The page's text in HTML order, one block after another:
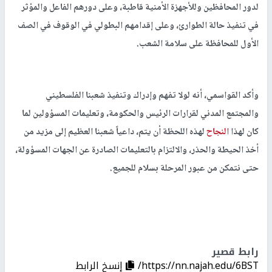
لدور المحافظين وللأجهزة الأمنية قاطبة، وعلى دورهم الفاعل والمؤثر
في تنفيذ حالة الطوارئ، وعلى إقدامهم البطولي في الوقوف في الصف
الأول للمحافظة على سلامة الشعب.
وأكد القواسمي، أنه لولا تفهم وإدراك وتنفيذ شعبنا الفلسطيني
والمجتمع المدني لقرارات الرئيس والحكومة، وتعليمات المسؤولين لما
كان لهذاالنجاحلهذه اللحظة أن يتم، داعياً شعبنا العظيم إلى مزيد من
أخذ الحيطة والحذر، والالتزام بالتعليمات الصادرة عن الجهات المسؤولة،
حتى نتمكن من عبور المرحلة بسلام للجميع.
رابط قصير
https://nn.najah.edu/6BST/ إنسخ الرابط